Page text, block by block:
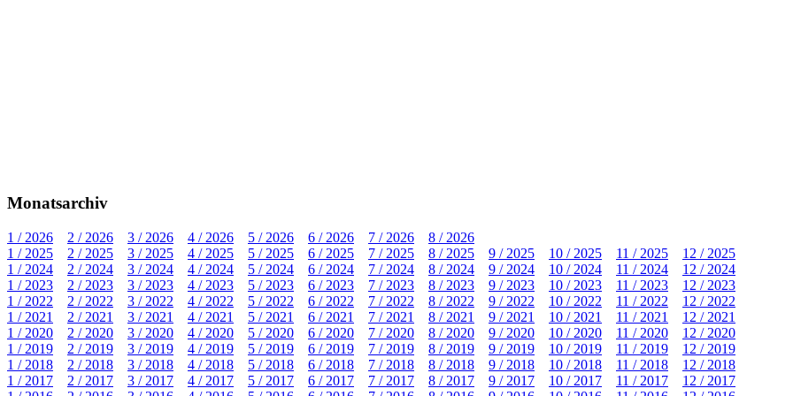
Monatsarchiv
1 / 2026 2 / 2026 3 / 2026 4 / 2026 5 / 2026 6 / 2026 7 / 2026
8 / 2026
1 / 2025
2 / 2025 3 / 2025 4 / 2025 5 / 2025 6 / 2025 7 / 2025 8 / 2025 9 / 2025 10 / 2025 11 / 2025
12 / 2025
1 / 2024
2 / 2024 3 / 2024 4 / 2024 5 / 2024 6 / 2024 7 / 2024 8 / 2024 9 / 2024 10 / 2024 11 / 2024
12 / 2024
1 / 2023
2 / 2023 3 / 2023 4 / 2023 5 / 2023 6 / 2023 7 / 2023 8 / 2023 9 / 2023 10 / 2023 11 / 2023
12 / 2023
1 / 2022
2 / 2022 3 / 2022 4 / 2022 5 / 2022 6 / 2022 7 / 2022 8 / 2022 9 / 2022 10 / 2022 11 / 2022
12 / 2022
1 / 2021
2 / 2021 3 / 2021 4 / 2021 5 / 2021 6 / 2021 7 / 2021 8 / 2021 9 / 2021 10 / 2021 11 / 2021
12 / 2021
1 / 2020
2 / 2020 3 / 2020 4 / 2020 5 / 2020 6 / 2020 7 / 2020 8 / 2020 9 / 2020 10 / 2020 11 / 2020
12 / 2020
1 / 2019
2 / 2019 3 / 2019 4 / 2019 5 / 2019 6 / 2019 7 / 2019 8 / 2019 9 / 2019 10 / 2019 11 / 2019
12 / 2019
1 / 2018
2 / 2018 3 / 2018 4 / 2018 5 / 2018 6 / 2018 7 / 2018 8 / 2018 9 / 2018 10 / 2018 11 / 2018
12 / 2018
1 / 2017
2 / 2017 3 / 2017 4 / 2017 5 / 2017 6 / 2017 7 / 2017 8 / 2017 9 / 2017 10 / 2017 11 / 2017
12 / 2017